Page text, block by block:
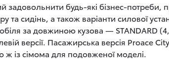
задовольнити будь-які бізнес-потреби,
та сидінь, а також варіанти силової
за довжиною кузова — STANDARD
версії. Пасажирська версія Proace
ж із сімома для подовженої моделі.